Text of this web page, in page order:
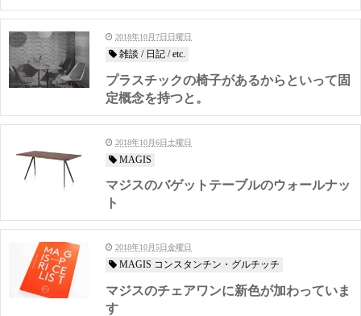
2018年10月7日日曜日
雑談 / 日記 / etc.
プラスチックの椅子があるからといって固
定概念を持つと。
2018年10月6日土曜日
MAGIS
マジスのバゲットテーブルのウォールナッ
ト
2018年10月5日金曜日
MAGIS コンスタンチン・グルチッチ
マジスのチェアワンに新色が加わっていま
す